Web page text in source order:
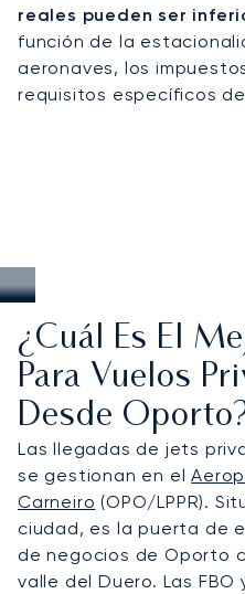
reales pueden ser
función de la
aeronaves, los
requisitos específicos
¿Cuál Es El
Para Vuelos
Desde
Las llegadas de jets
se gestionan en el
Carneiro (OPO/LPPR).
ciudad, es la puerta de
de negocios de Oporto
valle del Duero. Las